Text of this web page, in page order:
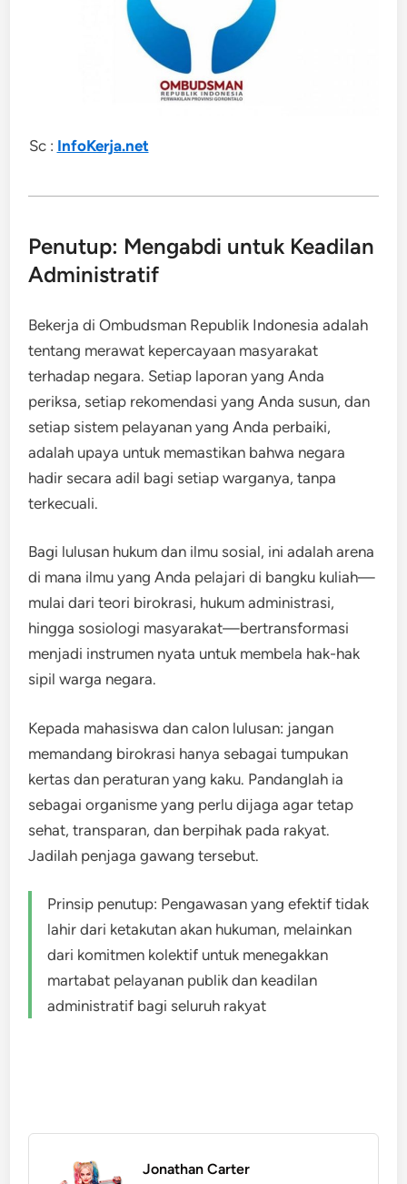
Sc : InfoKerja.net
Penutup: Mengabdi untuk Keadilan
Administratif
Bekerja di Ombudsman Republik Indonesia adalah
tentang merawat kepercayaan masyarakat
terhadap negara. Setiap laporan yang Anda
periksa, setiap rekomendasi yang Anda susun, dan
setiap sistem pelayanan yang Anda perbaiki,
adalah upaya untuk memastikan bahwa negara
hadir secara adil bagi setiap warganya, tanpa
terkecuali.
Bagi lulusan hukum dan ilmu sosial, ini adalah arena
di mana ilmu yang Anda pelajari di bangku kuliah—
mulai dari teori birokrasi, hukum administrasi,
hingga sosiologi masyarakat—bertransformasi
menjadi instrumen nyata untuk membela hak-hak
sipil warga negara.
Kepada mahasiswa dan calon lulusan: jangan
memandang birokrasi hanya sebagai tumpukan
kertas dan peraturan yang kaku. Pandanglah ia
sebagai organisme yang perlu dijaga agar tetap
sehat, transparan, dan berpihak pada rakyat.
Jadilah penjaga gawang tersebut.
Prinsip penutup: Pengawasan yang efektif tidak
lahir dari ketakutan akan hukuman, melainkan
dari komitmen kolektif untuk menegakkan
martabat pelayanan publik dan keadilan
administratif bagi seluruh rakyat
Jonathan Carter